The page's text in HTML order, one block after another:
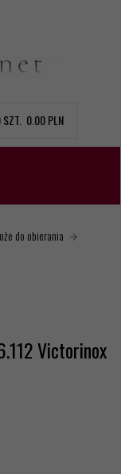
SZT. 0.00PLN
do obierania
Victorinox